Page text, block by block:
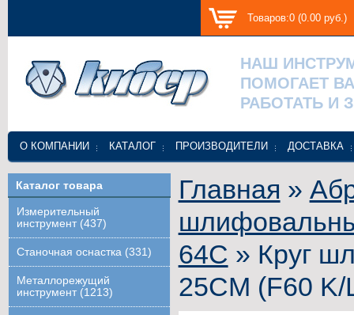
Товаров:0 (0.00 руб.)
НАШ
ПОМОГАЕТ
РАБОТАТЬ И
О КОМПАНИИ КАТАЛОГ ПРОИЗВОДИТЕЛИ ДОСТАВКА
Каталог товара
Измерительный
инструмент (437)
Станочная оснастка (331)
Металлорежущий
инструмент (1213)
Главная »
64С » Круг
25СМ (F60 K/